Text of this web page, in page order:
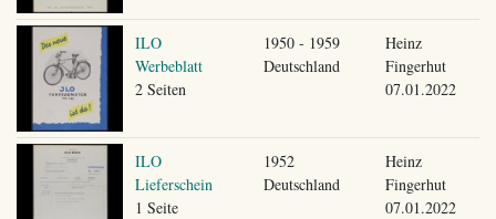
ILO
Werbeblatt
2 Seiten
1950 - 1959
Deutschland
Heinz
Fingerhut
07.01.2022
ILO
Lieferschein
1 Seite
1952
Deutschland
Heinz
Fingerhut
07.01.2022